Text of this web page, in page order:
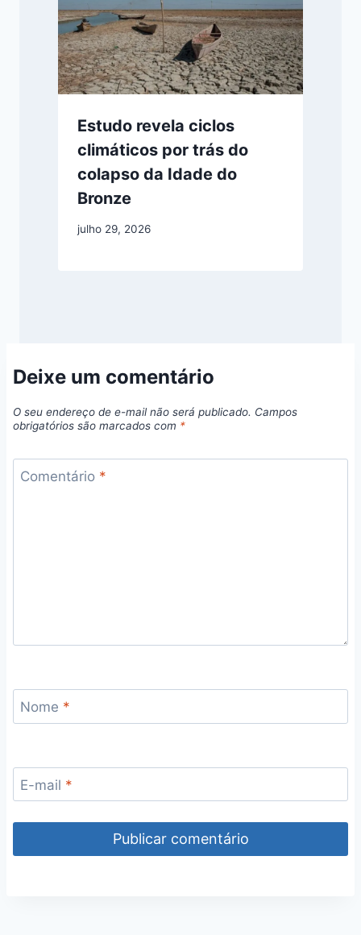
Estudo revela ciclos
climáticos por trás do
colapso da Idade do
Bronze
julho 29, 2026
Deixe um comentário
O seu endereço de e-mail não será publicado. Campos
obrigatórios são marcados com *
Comentário *
Nome *
E-mail *